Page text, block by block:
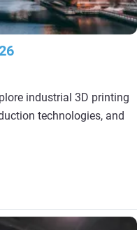
industrial 3D printing
technologies, and